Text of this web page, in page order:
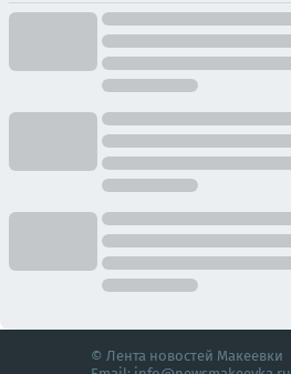
© Лента новостей Макеевки